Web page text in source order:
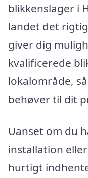
blikkenslager i
landet det
giver dig
kvalificerede
lokalområde,
behøver til dit
Uanset om du
installation
hurtigt